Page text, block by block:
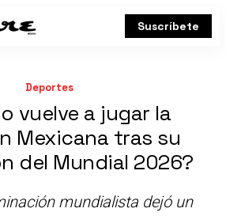
Suscríbete
Deportes
vuelve a jugar la
Mexicana tras su
del Mundial 2026?
mundialista dejó un